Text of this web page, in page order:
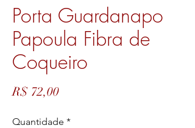
Porta Guardanapo
Papoula Fibra de
Coqueiro
R$ 72,00Preço
Quantidade *